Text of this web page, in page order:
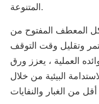
المتنوعة.
المعطف المفتوح من
وتقليل وقت التوقف
العملية ، يعزز ورق
البيئية من خلال